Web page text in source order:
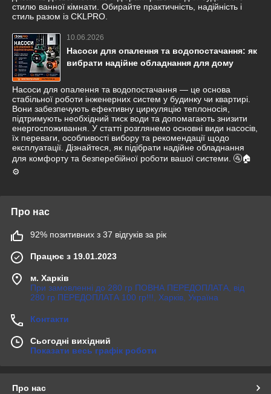
стилю ванної кімнати. Обирайте практичність, надійність і
стиль разом із CKLPRO.
10.06.2026
Насоси для опалення та водопостачання: як
вибрати надійне обладнання для дому
Насоси для опалення та водопостачання — це основа
стабільної роботи інженерних систем у будинку чи квартирі.
Вони забезпечують ефективну циркуляцію теплоносія,
підтримують необхідний тиск води та допомагають знизити
енергоспоживання. У статті розглянемо основні види насосів,
їх переваги, особливості вибору та рекомендації щодо
експлуатації. Дізнайтеся, як підібрати надійне обладнання
для комфорту та безперебійної роботи вашої системи. 🚰🏠
⚙️
Про нас
92% позитивних з 37 відгуків за рік
Працює з 19.01.2023
м. Харків
При замовленні до 280 гр ПОВНА ПЕРЕДОПЛАТА, від
280 гр ПЕРЕДОПЛАТА 100 гр!!!, Харків, Україна
Контакти
Сьогодні вихідний
Показати весь графік роботи
Про нас